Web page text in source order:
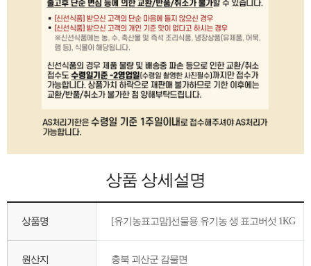
상품 상세설명
상품명 [유기농표고맘]선물용 유기농 생 표고버섯 1KG
원산지 충북 괴산군 감물면